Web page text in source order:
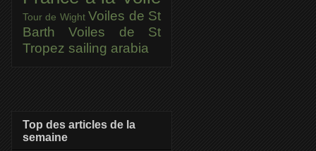
Tour de Wight Voiles de St
BarthVoiles de St
Tropez sailing arabia
Top des articles de la
semaine